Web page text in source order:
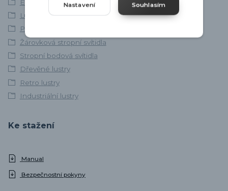
EGLO
Lustry do chalupy
Přisazené stropní lustry
Žárovková stropní svítidla
Stropní bodová svítidla
Dřevěné lustry
Retro lustry
Industriální lustry
Ke stažení
Manual
Bezpečnostní pokyny
Nastavení Souhlasím